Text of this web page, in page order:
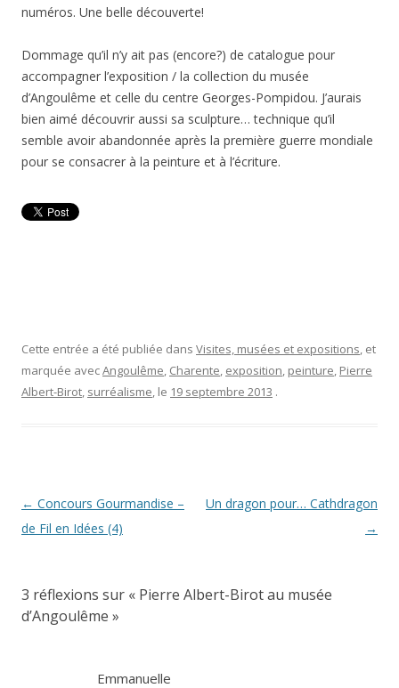
numéros. Une belle découverte!
Dommage qu’il n’y ait pas (encore?) de catalogue pour
accompagner l’exposition / la collection du musée
d’Angoulême et celle du centre Georges-Pompidou. J’aurais
bien aimé découvrir aussi sa sculpture… technique qu’il
semble avoir abandonnée après la première guerre mondiale
pour se consacrer à la peinture et à l’écriture.
Cette entrée a été publiée dans Visites, musées et expositions, et
marquée avecAngoulême, Charente, exposition, peinture, Pierre
Albert-Birot, surréalisme, le 19 septembre 2013 .
Navigation
des
← Concours Gourmandise –
de Fil en Idées (4)
Un dragon pour… Cathdragon
→
3 réflexions sur « Pierre Albert-Birot au musée
d’Angoulême »
Emmanuelle